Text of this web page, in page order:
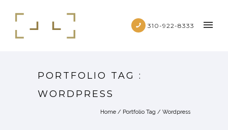
310-922-8333
PORTFOLIO TAG :
WORDPRESS
Home / Portfolio Tag / Wordpress